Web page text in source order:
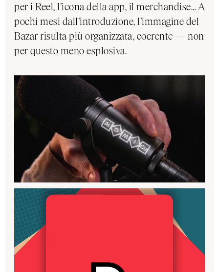
per i Reel, l’icona della app, il merchandise… A
pochi mesi dall’introduzione, l’immagine del
Bazar risulta più organizzata, coerente — non
per questo meno esplosiva.